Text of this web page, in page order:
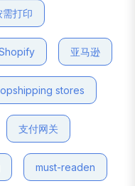
需打印
亚马逊
stores
支付网关
must-readen